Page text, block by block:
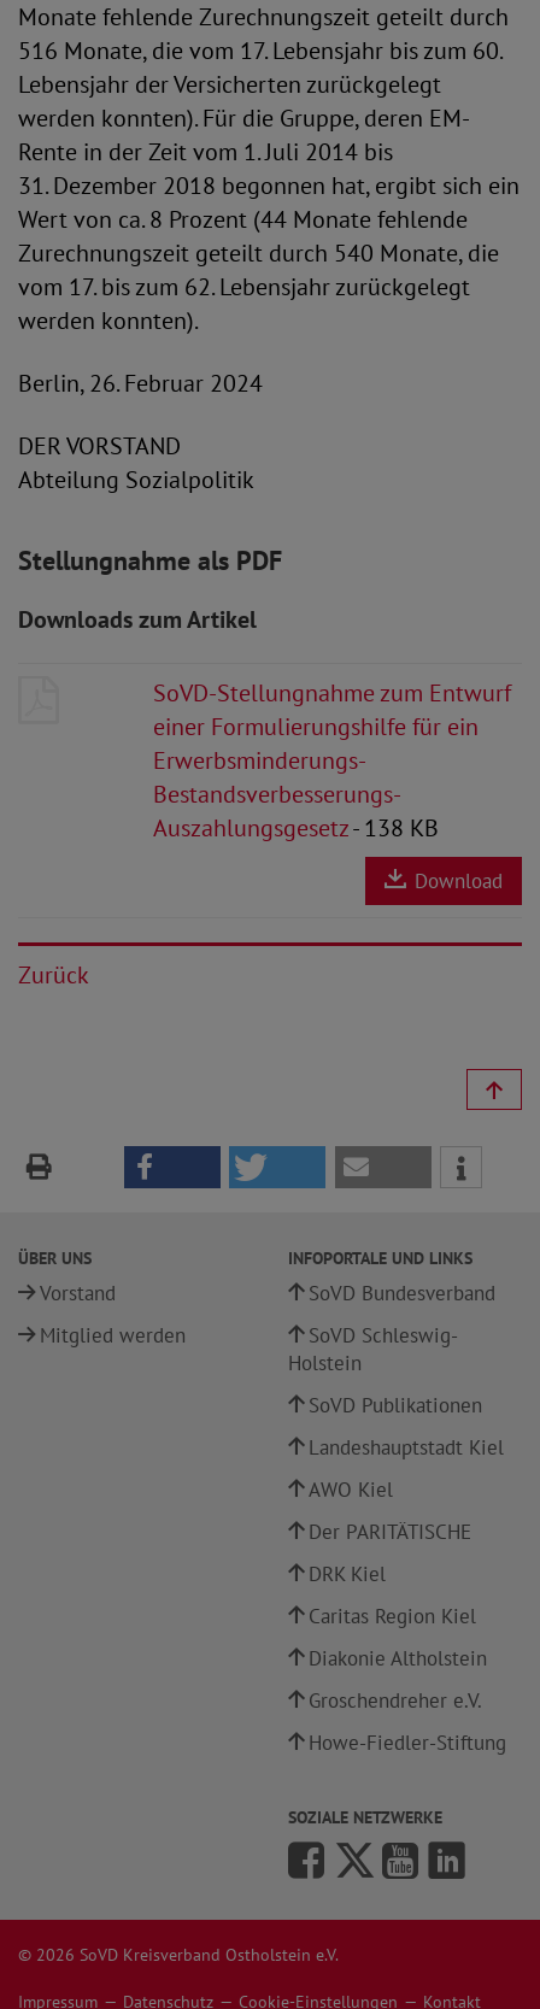
Monate fehlende Zurechnungszeit geteilt durch
516 Monate, die vom 17. Lebensjahr bis zum 60.
Lebensjahr der Versicherten zurückgelegt
werden konnten). Für die Gruppe, deren EM-
Rente in der Zeit vom 1. Juli 2014 bis
31. Dezember 2018 begonnen hat, ergibt sich ein
Wert von ca. 8 Prozent (44 Monate fehlende
Zurechnungszeit geteilt durch 540 Monate, die
vom 17. bis zum 62. Lebensjahr zurückgelegt
werden konnten).
Berlin, 26. Februar 2024
DER VORSTAND
Abteilung Sozialpolitik
Stellungnahme als PDF
Downloads zum Artikel
SoVD-Stellungnahme zum Entwurf
einer Formulierungshilfe für ein
Erwerbsminderungs-
Bestandsverbesserungs-
Auszahlungsgesetz- 138 KB
Download
Zurück
ÜBER UNS
Vorstand
Mitglied werden
INFOPORTALE UND LINKS
SoVD Bundesverband
SoVD Schleswig-
Holstein
SoVD Publikationen
Landeshauptstadt Kiel
AWO Kiel
Der PARITÄTISCHE
DRK Kiel
Caritas Region Kiel
Diakonie Altholstein
Groschendreher e.V.
Howe-Fiedler-Stiftung
SOZIALE NETZWERKE
© 2026 SoVD Kreisverband Ostholstein e.V.
Impressum Datenschutz Cookie-Einstellungen Kontakt